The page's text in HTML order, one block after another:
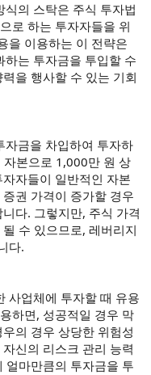
의 스탁은 주식 투자법
로 하는 투자자들을 위
을 이용하는 이 전략은
는 투자금을 투입할 수
을 행사할 수 있는 기회
자금을 차입하여 투자하
본으로 1,000만 원 상
자들이 일반적인 자본
권 가격이 증가할 경우
다. 그렇지만, 주식 가격
수 있으므로, 레버리지
다.
사업체에 투자할 때 유용
하면, 성공적일 경우 막
의 경우 상당한 위험성
신의 리스크 관리 능력
얼마만큼의 투자금을 투